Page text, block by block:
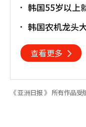
韩国55岁以上
韩国农机龙头
查看更多
《 亚洲日报 》 所有作品